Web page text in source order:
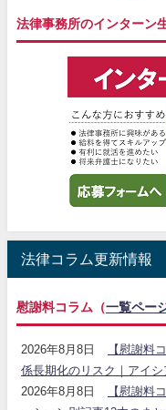
法律事務所のインターン
法律コラム更新情報
慰謝料コラム（一覧ペー
2026年8月8日
【慰謝料
係長期化のリスク｜アイ
2026年8月8日
【慰謝料